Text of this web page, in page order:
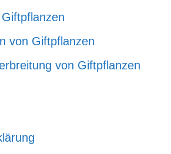
von Giftpflanzen
von Giftpflanzen